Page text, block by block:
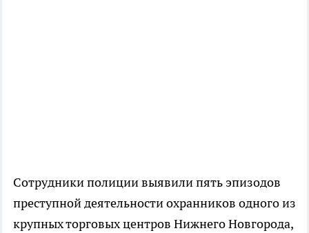
Сотрудники полиции выявили пять эпизодов
преступной деятельности охранников одного из
крупных торговых центров Нижнего Новгорода,